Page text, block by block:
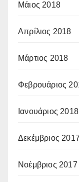
Μάιος 2018
Απρίλιος 2018
Μάρτιος 2018
Φεβρουάριος
Ιανουάριος 2018
Δεκέμβριος 2017
Νοέμβριος 2017